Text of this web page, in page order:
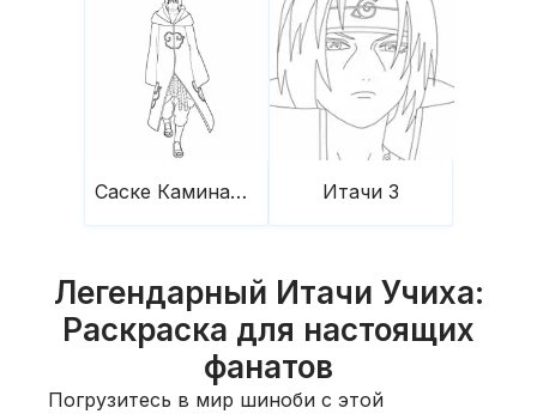
Саске Каминандо Итачи 3
Легендарный Итачи Учиха:
Раскраска для настоящих
фанатов
Погрузитесь в мир шиноби с этой